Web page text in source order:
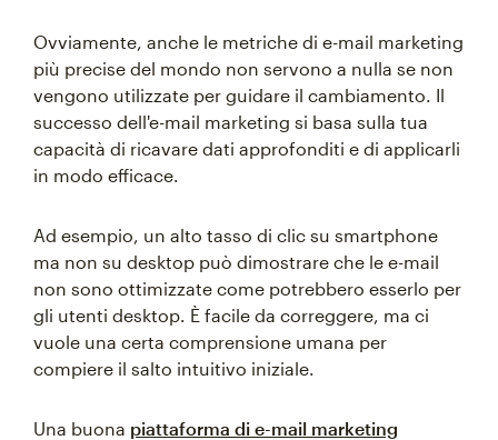
Ovviamente, anche le metriche di e-mail marketing
più precise del mondo non servono a nulla se non
vengono utilizzate per guidare il cambiamento. Il
successo dell'e-mail marketing si basa sulla tua
capacità di ricavare dati approfonditi e di applicarli
in modo efficace.
Ad esempio, un alto tasso di clic su smartphone
ma non su desktop può dimostrare che le e-mail
non sono ottimizzate come potrebbero esserlo per
gli utenti desktop. È facile da correggere, ma ci
vuole una certa comprensione umana per
compiere il salto intuitivo iniziale.
Una buona piattaforma di e-mail marketing